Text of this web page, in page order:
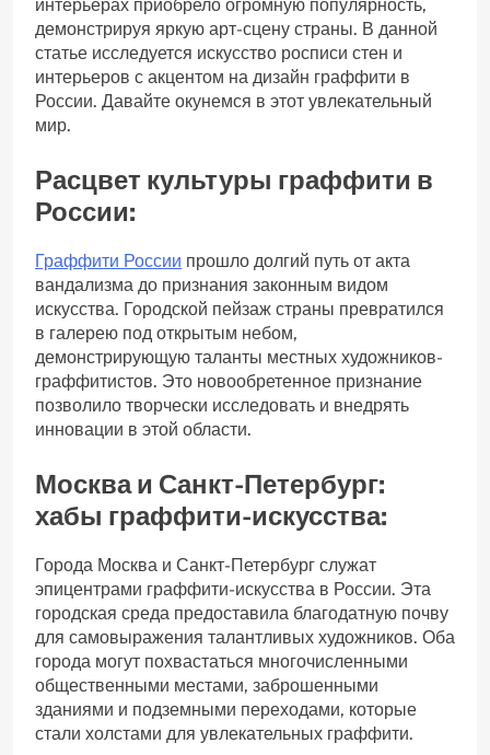
интерьерах приобрело огромную популярность,
демонстрируя яркую арт-сцену страны. В данной
статье исследуется искусство росписи стен и
интерьеров с акцентом на дизайн граффити в
России. Давайте окунемся в этот увлекательный
мир.
Расцвет культуры граффити в
России:
Граффити России прошло долгий путь от акта
вандализма до признания законным видом
искусства. Городской пейзаж страны превратился
в галерею под открытым небом,
демонстрирующую таланты местных художников-
граффитистов. Это новообретенное признание
позволило творчески исследовать и внедрять
инновации в этой области.
Москва и Санкт-Петербург:
хабы граффити-искусства:
Города Москва и Санкт-Петербург служат
эпицентрами граффити-искусства в России. Эта
городская среда предоставила благодатную почву
для самовыражения талантливых художников. Оба
города могут похвастаться многочисленными
общественными местами, заброшенными
зданиями и подземными переходами, которые
стали холстами для увлекательных граффити.